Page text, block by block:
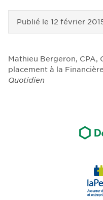
Publié le 12 février
Mathieu Bergeron, CPA,
placement à la
Quotidien